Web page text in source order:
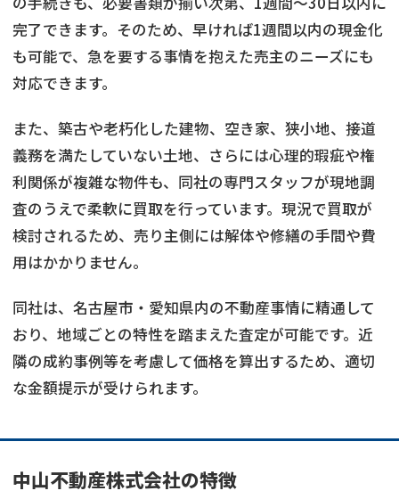
完了できます。そのため、早ければ1週間以内の現金化
も可能で、急を要する事情を抱えた売主のニーズにも
対応できます。
また、築古や老朽化した建物、空き家、狭小地、接道
義務を満たしていない土地、さらには心理的瑕疵や権
利関係が複雑な物件も、同社の専門スタッフが現地調
査のうえで柔軟に買取を行っています。現況で買取が
検討されるため、売り主側には解体や修繕の手間や費
用はかかりません。
同社は、名古屋市・愛知県内の不動産事情に精通して
おり、地域ごとの特性を踏まえた査定が可能です。近
隣の成約事例等を考慮して価格を算出するため、適切
な金額提示が受けられます。
中山不動産株式会社の特徴